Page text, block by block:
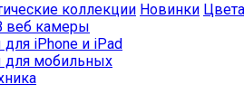
коллекции Новинки Цвета
веб камеры
iPhone и iPad
для мобильных